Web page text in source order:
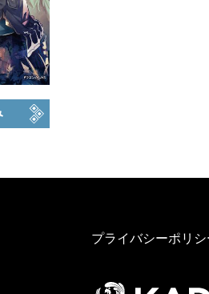
プライバシーポリシ